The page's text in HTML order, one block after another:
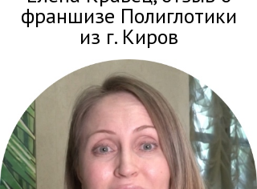
франшизе Полиглотики
из г. Киров